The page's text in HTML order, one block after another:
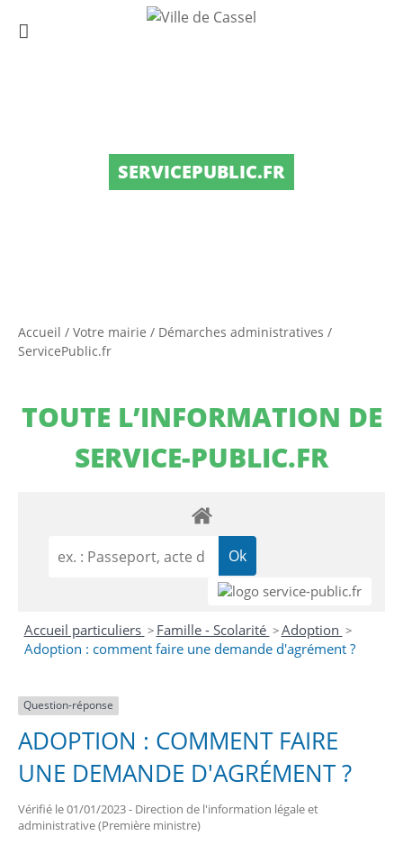
SERVICEPUBLIC.FR
Accueil / Votre mairie / Démarches administratives /
ServicePublic.fr
TOUTE L’INFORMATION DE
SERVICE-PUBLIC.FR
Accueil particuliers > Famille - Scolarité >Adoption >
Adoption : comment faire une demande d'agrément ?
Question-réponse
ADOPTION : COMMENT FAIRE
UNE DEMANDE D'AGRÉMENT ?
Vérifié le 01/01/2023 - Direction de l'information légale et
administrative (Première ministre)